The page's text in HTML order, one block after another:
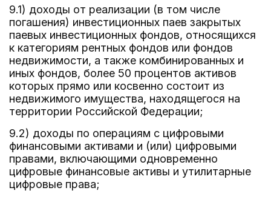
9.1) доходы от реализации (в том числе
погашения) инвестиционных паев закрытых
паевых инвестиционных фондов, относящихся
к категориям рентных фондов или фондов
недвижимости, а также комбинированных и
иных фондов, более 50 процентов активов
которых прямо или косвенно состоит из
недвижимого имущества, находящегося на
территории Российской Федерации;
9.2) доходы по операциям с цифровыми
финансовыми активами и (или) цифровыми
правами, включающими одновременно
цифровые финансовые активы и утилитарные
цифровые права;